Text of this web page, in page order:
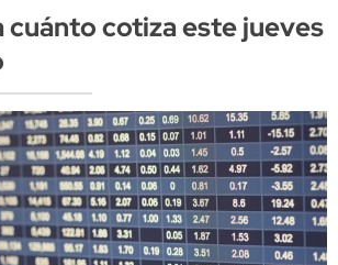
cuánto cotiza este jueves